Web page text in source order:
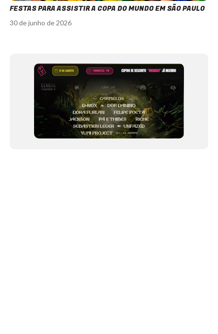
FESTAS PARA ASSISTIR A COPA DO MUNDO EM SÃO PAULO
30 de junho de 2026